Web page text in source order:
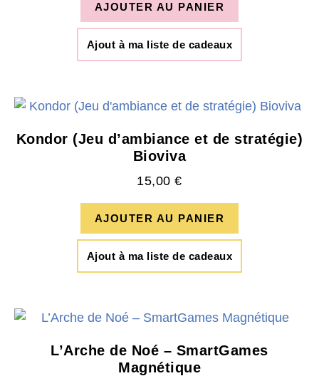
AJOUTER AU PANIER
Ajout à ma liste de cadeaux
Kondor (Jeu d’ambiance et de stratégie)
Bioviva
15,00€
AJOUTER AU PANIER
Ajout à ma liste de cadeaux
L’Arche de Noé – SmartGames
Magnétique